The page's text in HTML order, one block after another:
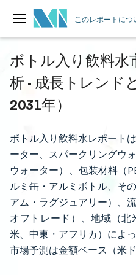
このレポートにつ
ボトル入り飲料水
析 - 成長トレンド
2031年）
ボトル入り飲料水レポート
ーター、スパークリングウ
ウォーター）、包装材料（
ルミ缶・アルミボトル、そ
アム・ラグジュアリー）、
オフトレード）、地域（
米、中東・アフリカ）によ
市場予測は金額ベース（米